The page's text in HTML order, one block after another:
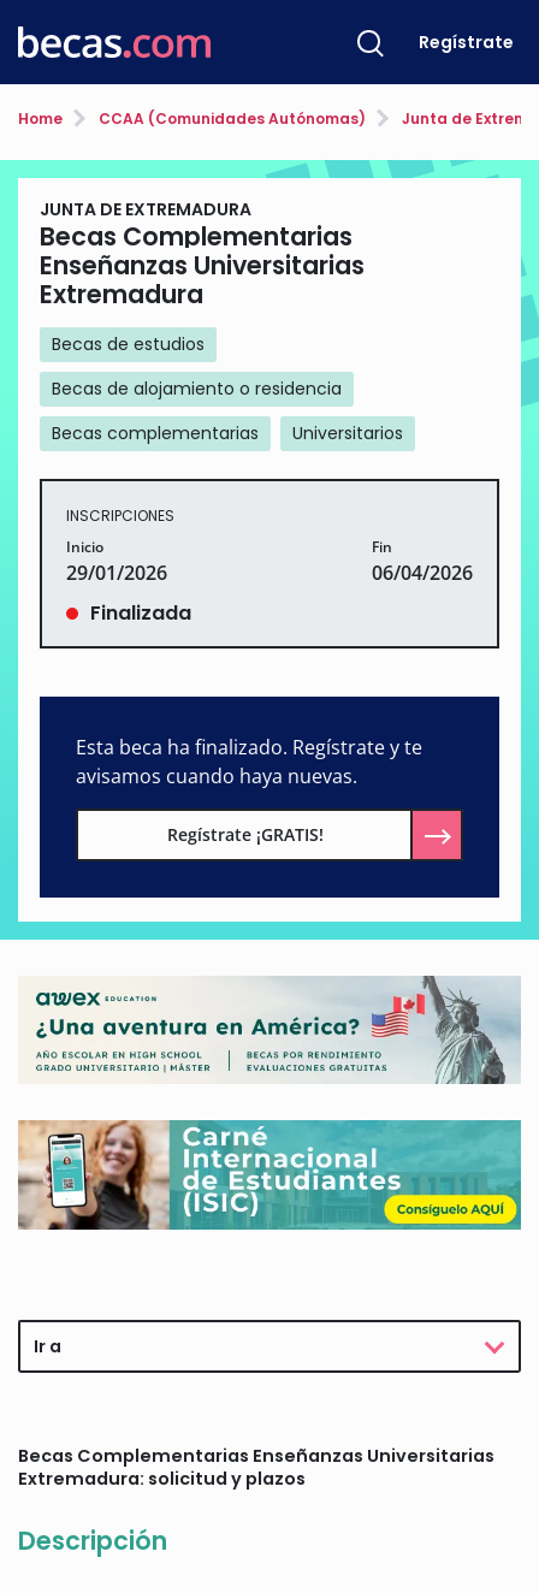
Regístrate
Home CCAA (Comunidades Autónomas) Junta de
JUNTA DE EXTREMADURA
Becas Complementarias
Enseñanzas Universitarias
Extremadura
Becas de estudios
Becas de alojamiento o residencia
Becas complementarias
Universitarios
INSCRIPCIONES
Inicio
29/01/2026
Fin
06/04/2026
Finalizada
Esta beca ha finalizado. Regístrate y te
avisamos cuando haya nuevas.
Regístrate ¡GRATIS!
Ir a
Becas Complementarias Enseñanzas Universitarias
Extremadura: solicitud y plazos
Descripción